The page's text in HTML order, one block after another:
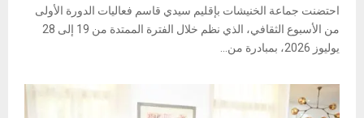
احتضنت جماعة الخنيشات بإقليم سيدي قاسم فعاليات الدورة الأولى
من الأسبوع الثقافي، الذي نظم خلال الفترة الممتدة من 19 إلى 28
يوليوز 2026، بمبادرة من...